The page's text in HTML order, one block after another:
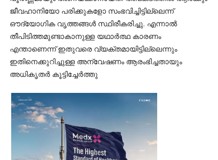
ജീവഹാനിയോ പരിക്കുകളോ സംഭവിച്ചിട്ടില്ലെന്ന്
ഔദ്യോഗിക വൃത്തങ്ങൾ സ്ഥിരീകരിച്ചു. എന്നാൽ
തീപിടിത്തമുണ്ടാകാനുള്ള യഥാർത്ഥ കാരണം
എന്താണെന്ന് ഇതുവരെ വ്യക്തമായിട്ടില്ലെന്നും
ഇതിനെക്കുറിച്ചുള്ള അന്വേഷണം ആരംഭിച്ചതായും
അധികൃതർ കൂട്ടിച്ചേർത്തു